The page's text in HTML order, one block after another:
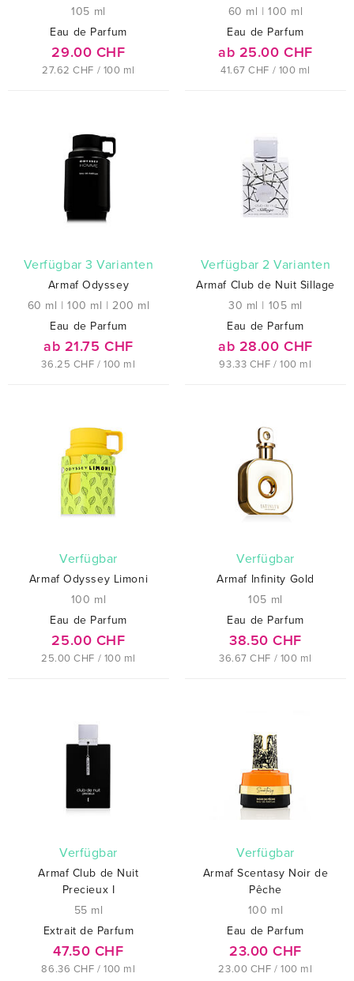
105 ml
Eau de Parfum
29.00 CHF
27.62 CHF / 100 ml
60 ml |100 ml
Eau de Parfum
ab 25.00 CHF
41.67 CHF / 100 ml
verfügbar 3 Varianten
Armaf Odyssey
60 ml |100 ml |200 ml
Eau de Parfum
ab 21.75 CHF
36.25 CHF / 100 ml
verfügbar 2 Varianten
Armaf Club de Nuit Sillage
30 ml | 105 ml
Eau de Parfum
ab 28.00 CHF
93.33 CHF / 100 ml
verfügbar
Armaf Odyssey Limoni
100 ml
Eau de Parfum
25.00 CHF
25.00 CHF / 100 ml
verfügbar
Armaf Infinity Gold
105 ml
Eau de Parfum
38.50 CHF
36.67 CHF / 100 ml
verfügbar
Armaf Club de Nuit
Precieux I
55 ml
Extrait de Parfum
47.50 CHF
86.36 CHF / 100 ml
verfügbar
Armaf Scentasy Noir de
Pêche
100 ml
Eau de Parfum
23.00 CHF
23.00 CHF / 100 ml